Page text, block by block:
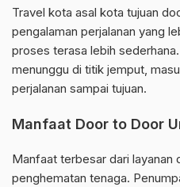
Travel kota asal kota tujuan
pengalaman perjalanan yang
proses terasa lebih
menunggu di titik jemput,
perjalanan sampai tujuan.
Manfaat Door to Door
Manfaat terbesar dari layanan
penghematan tenaga.